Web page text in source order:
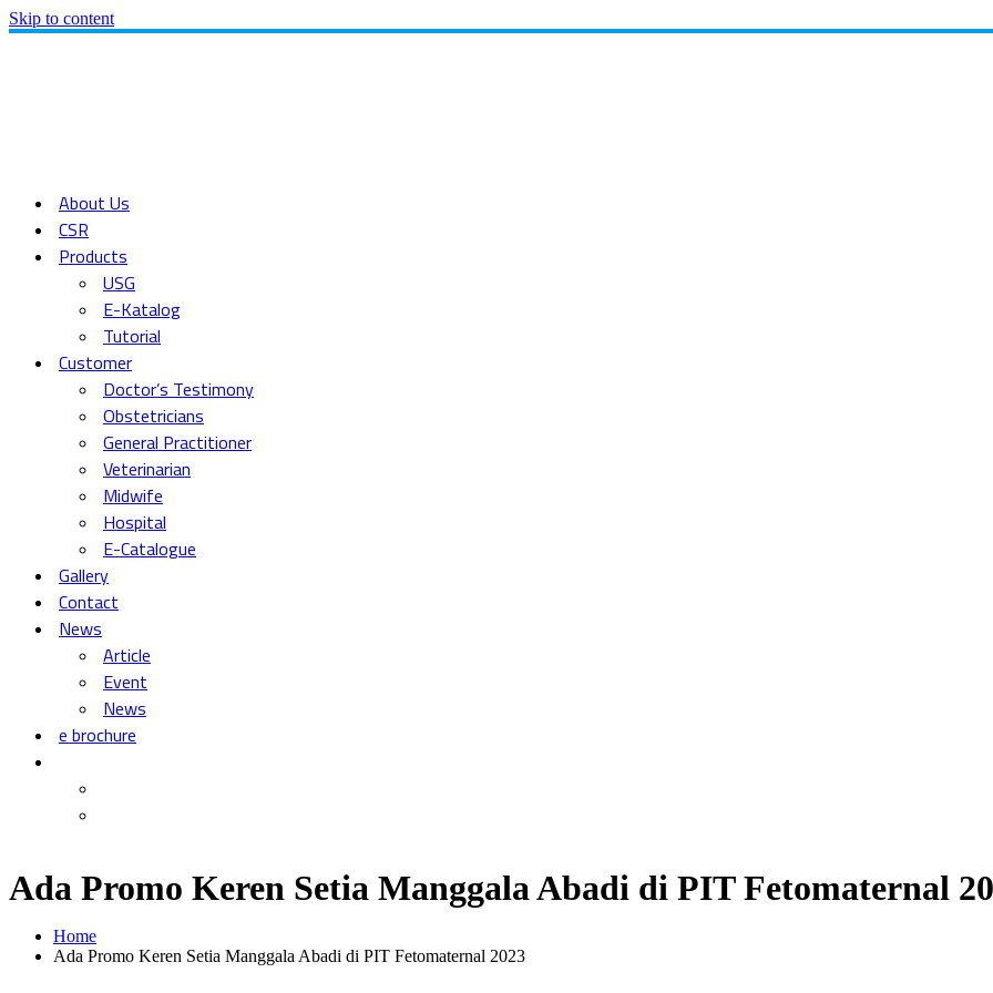
Skip to content
About Us
CSR
Products
USG
E-Katalog
Tutorial
Customer
Doctor’s Testimony
Obstetricians
General Practitioner
Veterinarian
Midwife
Hospital
E-Catalogue
Gallery
Contact
News
Article
Event
News
e brochure
Ada Promo Keren Setia Manggala Abadi di PIT Fetomaternal
Home
Ada Promo Keren Setia Manggala Abadi di PIT Fetomaternal 2023